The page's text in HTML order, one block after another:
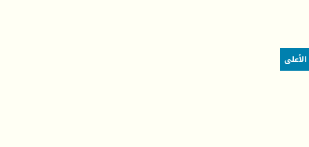
الأعلى